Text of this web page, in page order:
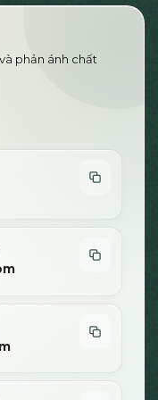
tùy
phản ánh chất